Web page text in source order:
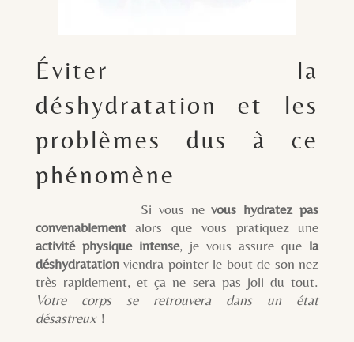
Éviter la
déshydratation et les
problèmes dus à ce
phénomène
Si vous nevous hydratez pas
convenablementalors que vous pratiquez une
activité physique intense, je vous assure que la
déshydratationviendra pointer le bout de son nez
très rapidement, et ça ne sera pas joli du tout.
Votre corps se retrouvera dans un état
désastreux!